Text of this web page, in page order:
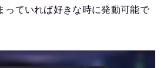
っていれば好きな時に発動可能で